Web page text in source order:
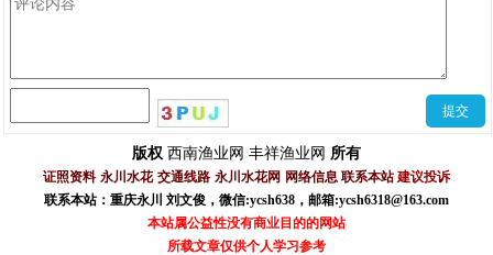
版权 西南渔业网 丰祥渔业网 所有
证照资料 永川水花 交通线路 永川水花网 网络信息 联系本站 建议投诉
联系本站：重庆永川 刘文俊， 微信:ycsh638 ， 邮箱:ycsh6318@163.com
本站属公益性没有商业目的的网站
所载文章仅供个人学习参考